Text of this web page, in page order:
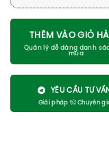
THÊM VÀO GIỎ
YÊU CẦU TƯ VẤN